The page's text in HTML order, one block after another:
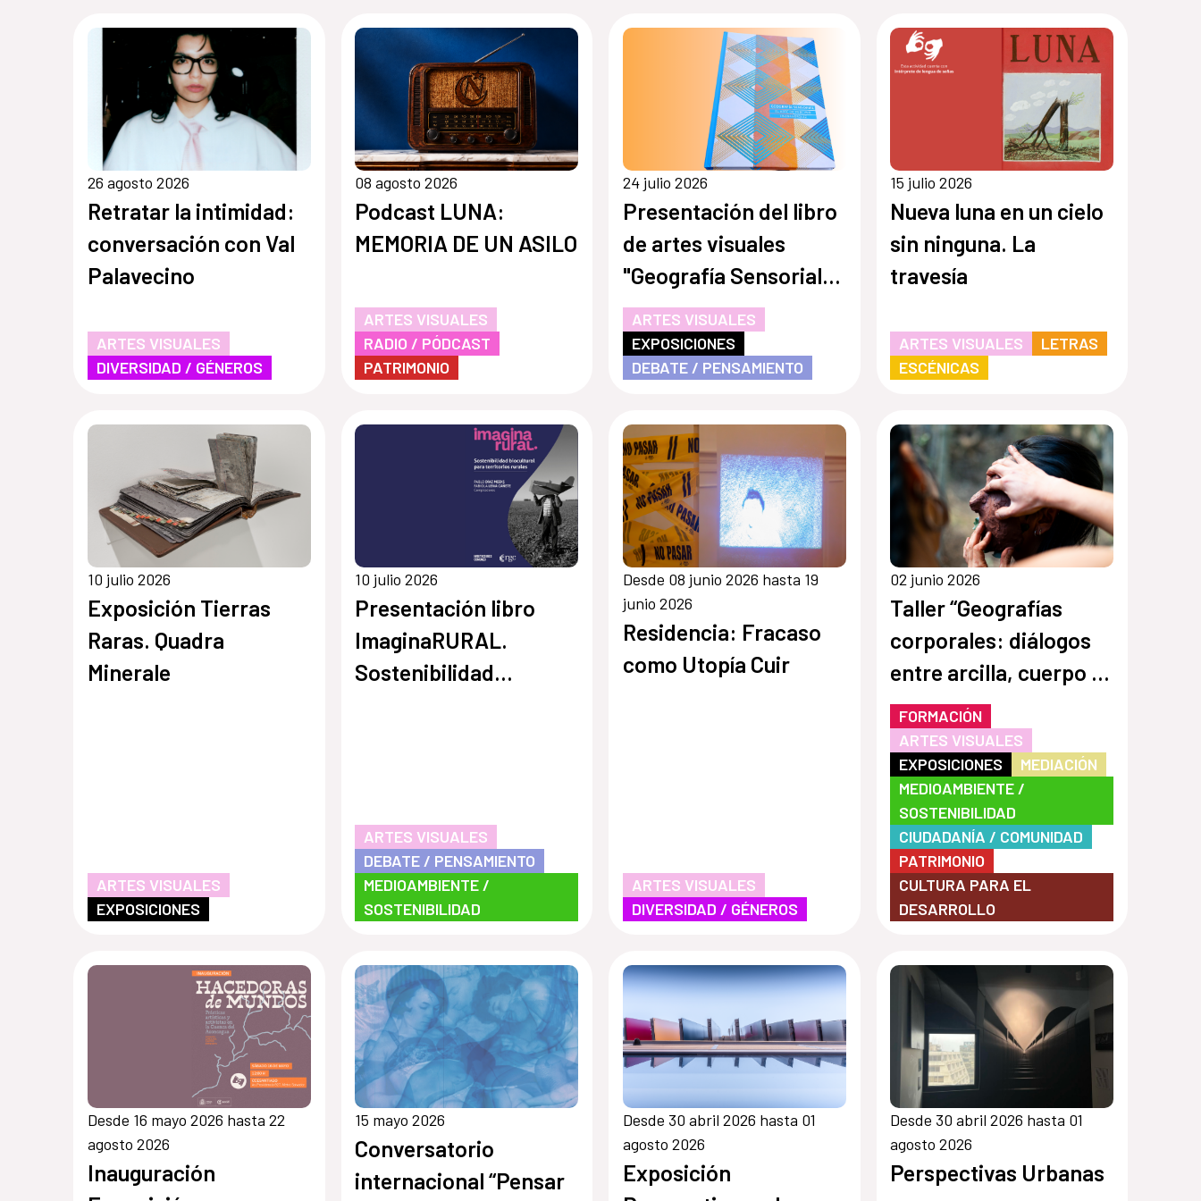
26 agosto 2026
Retratar la intimidad:
conversación con Val
Palavecino
ARTES VISUALES
DIVERSIDAD / GÉNEROS
08 agosto 2026
Podcast LUNA:
MEMORIA DE UN ASILO
ARTES VISUALES
RADIO / PÓDCAST
PATRIMONIO
24 julio 2026
Presentación del libro
de artes visuales
"Geografía Sensorial,
el arte de percibir"
ARTES VISUALES
EXPOSICIONES
DEBATE / PENSAMIENTO
15 julio 2026
Nueva luna en un cielo
sin ninguna. La
travesía
ARTES VISUALES
LETRAS
ESCÉNICAS
10 julio 2026
Exposición Tierras
Raras. Quadra
Minerale
ARTES VISUALES
EXPOSICIONES
10 julio 2026
Presentación libro
ImaginaRURAL.
Sostenibilidad
ARTES VISUALES
DEBATE / PENSAMIENTO
MEDIOAMBIENTE /
SOSTENIBILIDAD
Desde 08 junio 2026 hasta 19
junio 2026
Residencia: Fracaso
como Utopía Cuir
ARTES VISUALES
DIVERSIDAD / GÉNEROS
02 junio 2026
Taller “Geografías
corporales: diálogos
entre arcilla, cuerpo y
territorio"
FORMACIÓN
ARTES VISUALES
EXPOSICIONES
MEDIACIÓN
MEDIOAMBIENTE /
SOSTENIBILIDAD
CIUDADANÍA / COMUNIDAD
PATRIMONIO
CULTURA PARA EL
DESARROLLO
Desde 16 mayo 2026 hasta 22
agosto 2026
Inauguración
15 mayo 2026
Conversatorio
internacional “Pensar
Desde 30 abril 2026 hasta 01
agosto 2026
Exposición
Desde 30 abril 2026 hasta 01
agosto 2026
Perspectivas Urbanas